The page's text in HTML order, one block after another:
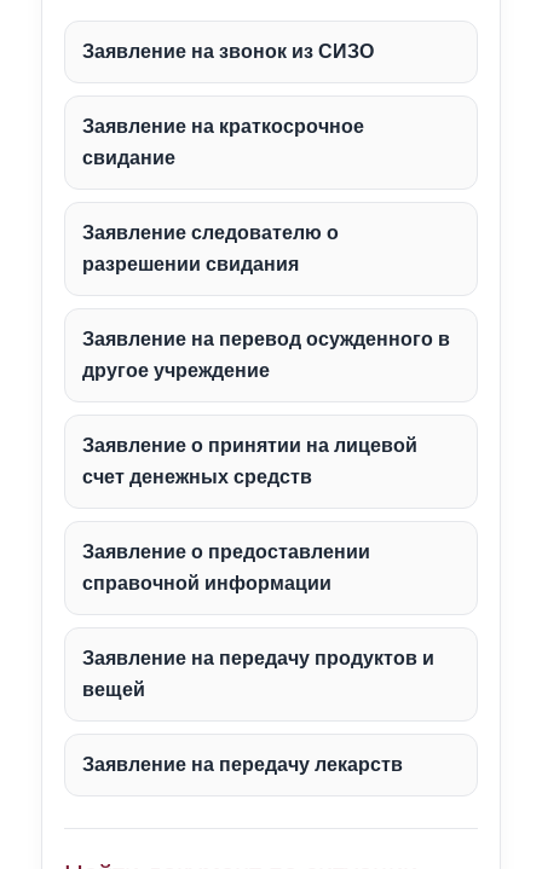
Заявление на звонок из СИЗО
Заявление на краткосрочное
свидание
Заявление следователю о
разрешении свидания
Заявление на перевод осужденного в
другое учреждение
Заявление о принятии на лицевой
счет денежных средств
Заявление о предоставлении
справочной информации
Заявление на передачу продуктов и
вещей
Заявление на передачу лекарств